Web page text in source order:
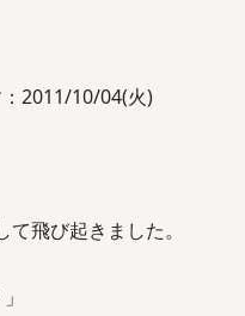
2011/10/04(火)
飛び起きました。